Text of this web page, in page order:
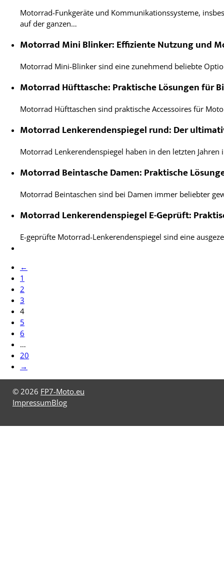
Motorrad-Funkgeräte und Kommunikationssysteme,
auf der ganzen…
Motorrad Mini Blinker: Effiziente Nutzung und
Motorrad Mini-Blinker sind eine zunehmend beliebte
Motorrad Hüfttasche: Praktische Lösungen für
Motorrad Hüfttaschen sind praktische Accessoires für
Motorrad Lenkerendenspiegel rund: Der
Motorrad Lenkerendenspiegel haben in den letzten
Motorrad Beintasche Damen: Praktische
Motorrad Beintaschen sind bei Damen immer beliebter
Motorrad Lenkerendenspiegel E-Geprüft:
E-geprüfte Motorrad-Lenkerendenspiegel sind eine
←
1
2
3
4
5
6
…
20
→
© 2026 FP7-Moto.eu
ImpressumBlog